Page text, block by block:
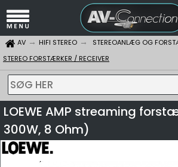
AV HIFI STEREO
STEREOANLÆG OG
STEREO FORSTÆRKER / RECEIVER
SØG HER
LOEWE AMP streaming
300W, 8 Ohm)